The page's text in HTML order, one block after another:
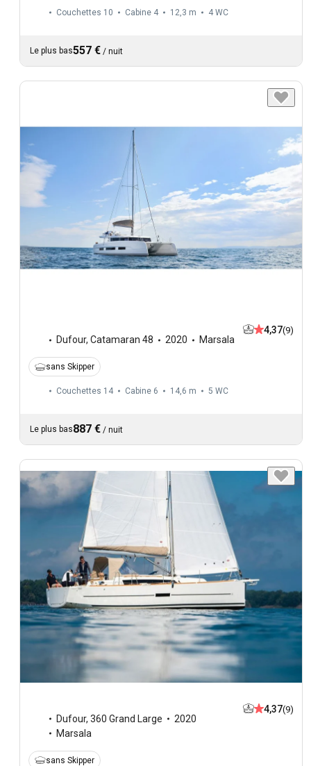
Couchettes 10 Cabine 4 12,3 m 4 WC
Le plus bas557 € / nuit
Dufour, Catamaran 48 2020 Marsala
4,37(9)
sans Skipper
Couchettes 14 Cabine 6 14,6 m 5 WC
Le plus bas887 € / nuit
Dufour, 360 Grand Large
2020
Marsala
4,37(9)
sans Skipper